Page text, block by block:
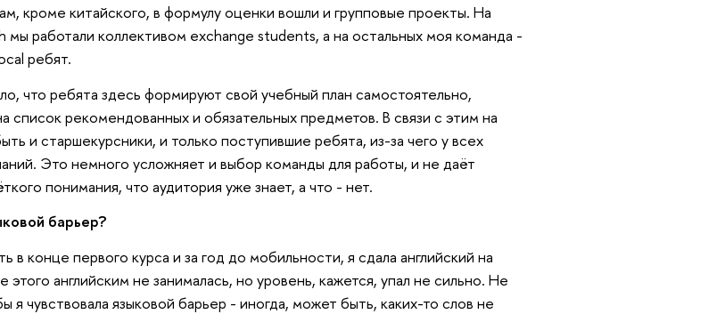
кроме китайского, в формулу оценки вошли и групповые проекты. На
мы работали коллективом exchange students, а на остальных моя команда -
ребят.
что ребята здесь формируют свой учебный план самостоятельно,
список рекомендованных и обязательных предметов. В связи с этим на
и старшекурсники, и только поступившие ребята, из-за чего у всех
Это немного усложняет и выбор команды для работы, и не даёт
понимания, что аудитория уже знает, а что - нет.
барьер?
в конце первого курса и за год до мобильности, я сдала английский на
английским не занималась, но уровень, кажется, упал не сильно. Не
я чувствовала языковой барьер - иногда, может быть, каких-то слов не